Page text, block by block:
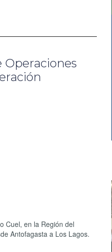
Cuel, en la Región del
Antofagasta a Los Lagos.